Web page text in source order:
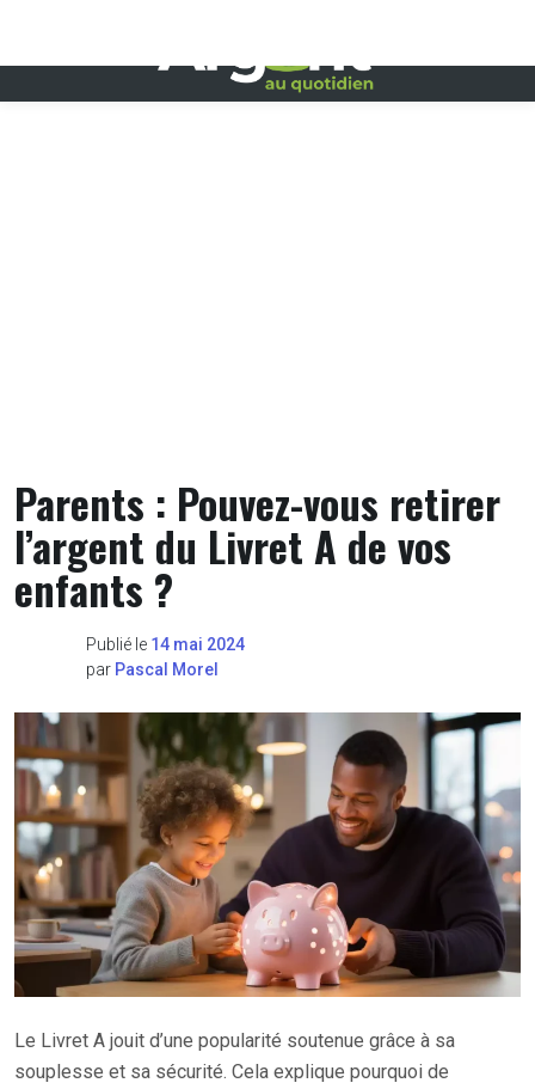
content
Parents : Pouvez-vous retirer
l’argent du Livret A de vos
enfants ?
Publié le 14 mai 2024
par Pascal Morel
Le Livret A jouit d’une popularité soutenue grâce à sa
souplesse et sa sécurité. Cela explique pourquoi de